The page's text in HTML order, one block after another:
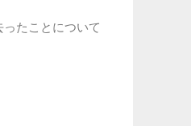
たことについて